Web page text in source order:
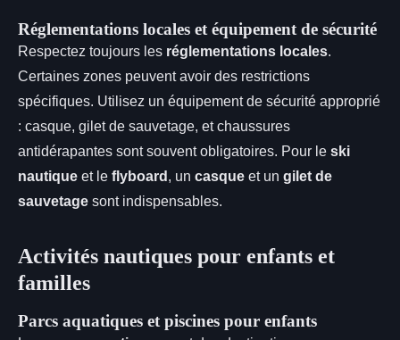
Réglementations locales et équipement de sécurité
Respectez toujours les réglementations locales.
Certaines zones peuvent avoir des restrictions
spécifiques. Utilisez un équipement de sécurité approprié
: casque, gilet de sauvetage, et chaussures
antidérapantes sont souvent obligatoires. Pour le ski
nautique et le flyboard , un casque et un gilet de
sauvetage sont indispensables.
Activités nautiques pour enfants et
familles
Parcs aquatiques et piscines pour enfants